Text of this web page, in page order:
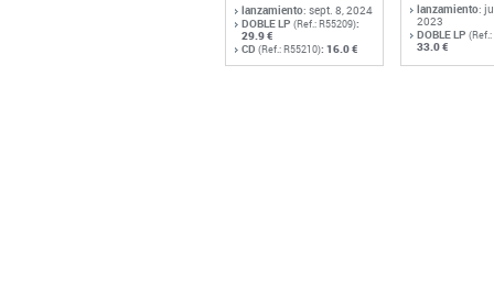
lanzamiento: sept. 8, 2024
DOBLE LP (Ref.: R55209):
29.9 €
CD (Ref.: R55210): 16.0 €
lanzamiento:
2023
DOBLE LP
33.0 €